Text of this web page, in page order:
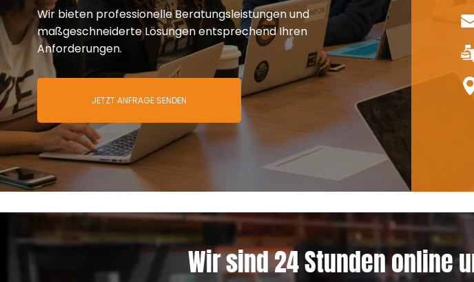
Wir bieten professionelle Beratungsleistungen und
maßgeschneiderte Lösungen entsprechend Ihren
Anforderungen.
JETZT ANFRAGE SENDEN
Wir sind 24 Stunden online